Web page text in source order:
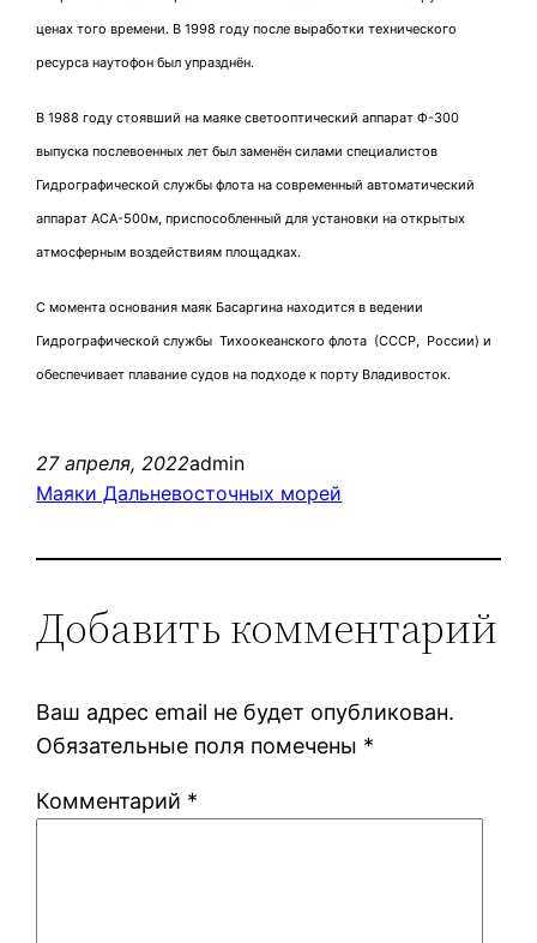
ценах того времени. В 1998 году после выработки технического
ресурса наутофон был упразднён.
В 1988 году стоявший на маяке светооптический аппарат Ф-300
выпуска послевоенных лет был заменён силами специалистов
Гидрографической службы флота на современный автоматический
аппарат АСА-500м, приспособленный для установки на открытых
атмосферным воздействиям площадках.
С момента основания маяк Басаргина находится в ведении
Гидрографической службы Тихоокеанского флота (СССР, России) и
обеспечивает плавание судов на подходе к порту Владивосток.
27 апреля, 2022admin
Маяки Дальневосточных морей
Добавить комментарий
Ваш адрес email не будет опубликован.
Обязательные поля помечены *
Комментарий *